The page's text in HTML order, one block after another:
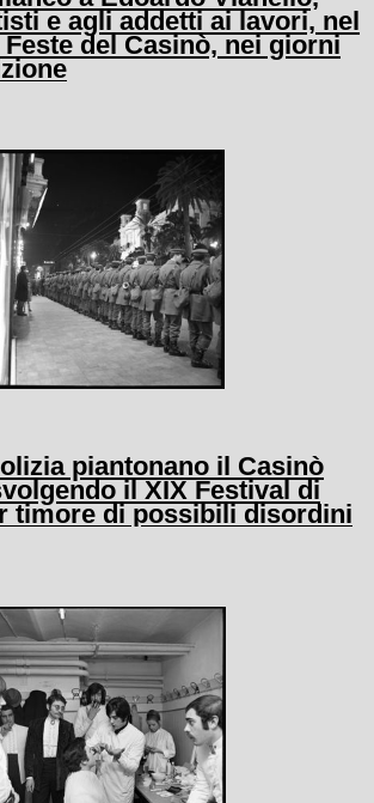
e agli addetti ai lavori, nel
del Casinò, nei giorni
piantonano il Casinò
il XIX Festival di
timore di possibili disordini